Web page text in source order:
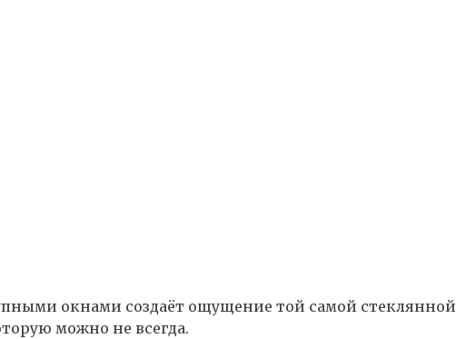
окнами создаёт ощущение той самой стеклянной
можно не всегда.